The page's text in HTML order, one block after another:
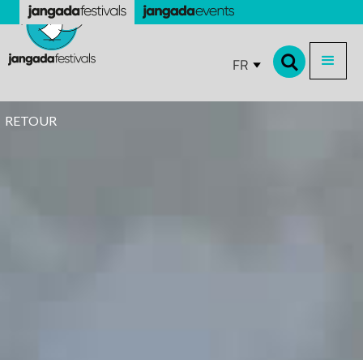
FR
RETOUR